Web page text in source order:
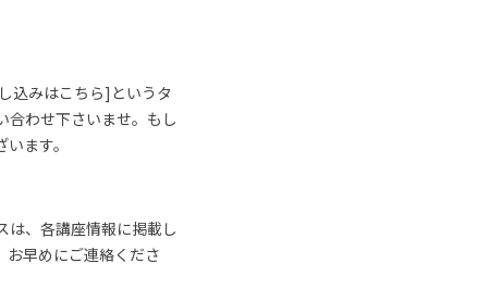
込みはこちら]というタ
合わせ下さいませ。もし
ます。
は、各講座情報に掲載し
お早めにご連絡くださ